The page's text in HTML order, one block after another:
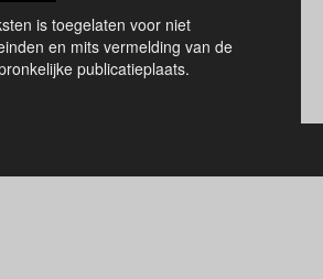
is toegelaten voor niet
en mits vermelding van de
publicatieplaats.